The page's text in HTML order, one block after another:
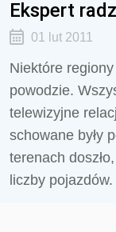
Ekspert
01 lut 2011
Niektóre
powodzie.
telewizyjne
schowane były
terenach
liczby pojazdów.